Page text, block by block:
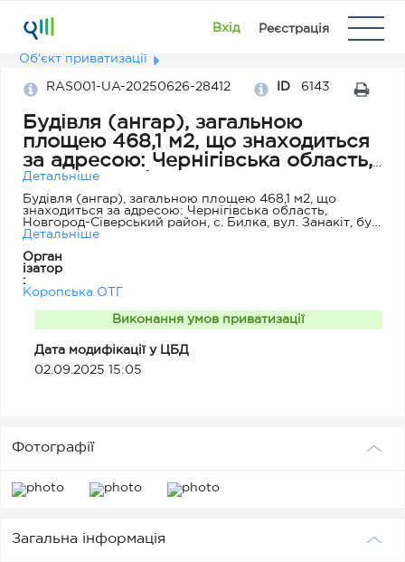
Вхід Реєстрація
Об'єкт приватизації
RAS001-UA-20250626-28412 ID 6143
Будівля (ангар), загальною
площею 468,1 м2, що знаходиться
за адресою: Чернігівська область,
Новгород-Сіверський район, с.
Билка, вул. Занакіт, буд. 2-А
Детальніше
Будівля (ангар), загальною площею 468,1 м2, що
знаходиться за адресою: Чернігівська область,
Новгород-Сіверський район, с. Билка, вул. Занакіт, буд.
2-А, 1995 року побудови. Будівля має фундамент -
покрівля – металева. Будівля перебуває у
задовільному технічному стані. Електропостачання,
опалення, каналізація та водопостачання відсутні.
Детальніше
Орган
ізатор
:
Коропська ОТГ
Виконання умов приватизації
Дата модифікації у ЦБД
02.09.2025 15:05
Фотографії
Загальна інформація